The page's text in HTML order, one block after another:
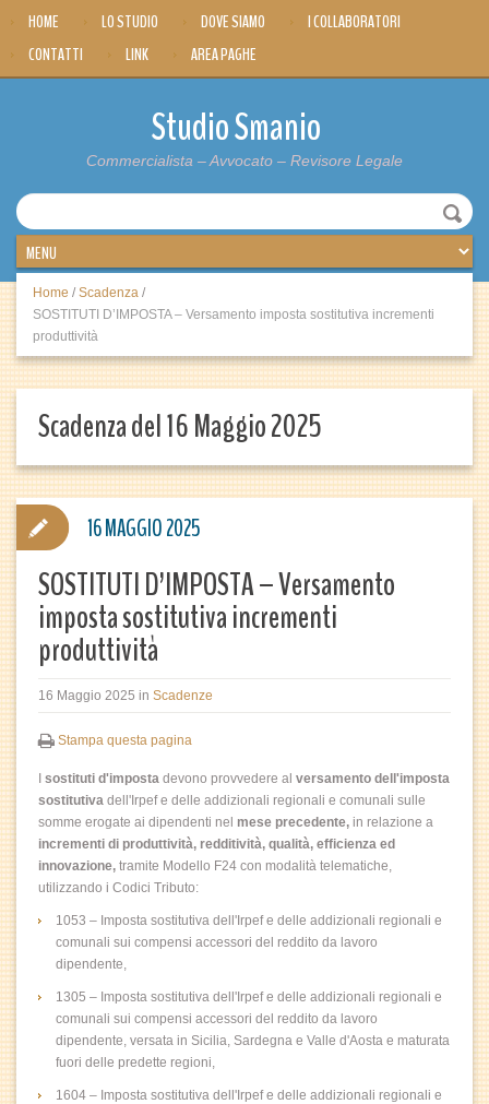
HOME LO STUDIO DOVE SIAMO
I COLLABORATORI
CONTATTI
LINK AREA PAGHE
Studio Smanio
Commercialista – Avvocato – Revisore Legale
Home / Scadenza /
SOSTITUTI D’IMPOSTA – Versamento imposta sostitutiva incrementi
produttività
Scadenza del 16 Maggio 2025
SOSTITUTI D’IMPOSTA – Versamento
imposta sostitutiva incrementi
produttività
16 Maggio 2025 in Scadenze
Stampa questa pagina
sostituti d'imposta devono provvedere al versamento dell'imposta
sostitutiva dell'Irpef e delle addizionali regionali e comunali sulle
somme erogate ai dipendenti nel mese precedente, in relazione a
incrementi di produttività, redditività, qualità, efficienza ed
innovazione, tramite Modello F24 con modalità telematiche,
utilizzando i Codici Tributo:
1053 – Imposta sostitutiva dell'Irpef e delle addizionali regionali e
comunali sui compensi accessori del reddito da lavoro
dipendente,
1305 – Imposta sostitutiva dell'Irpef e delle addizionali regionali e
comunali sui compensi accessori del reddito da lavoro
dipendente, versata in Sicilia, Sardegna e Valle d'Aosta e maturata
fuori delle predette regioni,
1604 – Imposta sostitutiva dell'Irpef e delle addizionali regionali e
16 MAGGIO 2025